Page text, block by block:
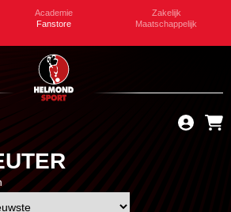
Academie
Zakelijk
Fanstore
Maatschappelijk
Gesorteerd
op